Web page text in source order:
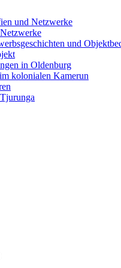
und Netzwerke
und
in Oldenburg
kolonialen Kamerun